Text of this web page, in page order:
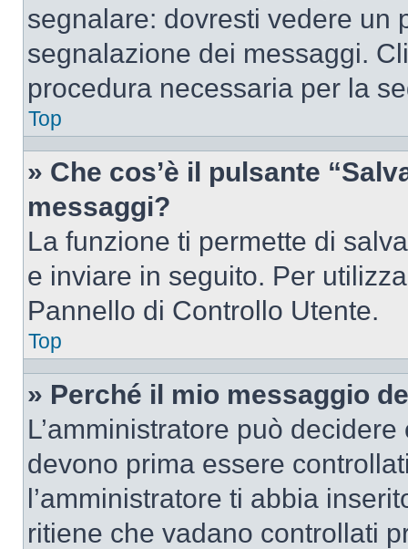
segnalare: dovresti vedere un
segnalazione dei messaggi.
procedura necessaria per la
Top
» Che cos’è il pulsante
messaggi?
La funzione ti permette di
e inviare in seguito. Per
Pannello di Controllo Utente.
Top
» Perché il mio messaggio
L’amministratore può
devono prima essere
l’amministratore ti abbia
ritiene che vadano controllati